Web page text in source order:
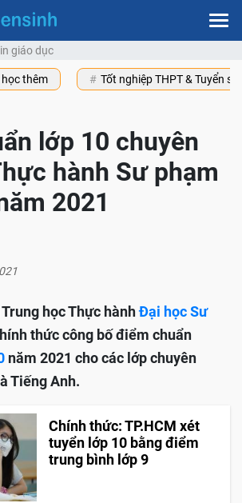
giáo dục
thêm Tốt nghiệp THPT & Tuyển
lớp 10 chuyên
hành Sư phạm
2021
học Thực hànhĐại học Sư
thức công bố điểm chuẩn
năm 2021 cho các lớp chuyên
Tiếng Anh.
Chính thức: TP.HCM xét
tuyển lớp 10 bằng điểm
trung bình lớp 9